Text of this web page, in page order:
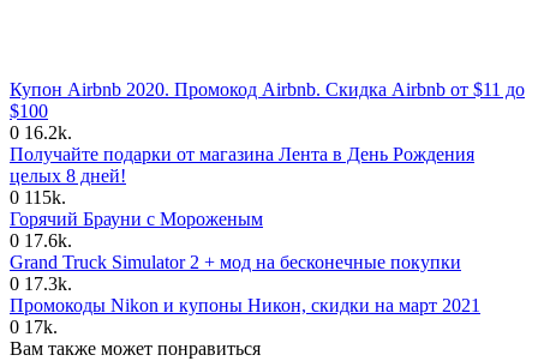
Купон Airbnb 2020. Промокод Airbnb. Скидка Airbnb от $11 до
$100
0 16.2k.
Получайте подарки от магазина Лента в День Рождения
целых 8 дней!
0 115k.
Горячий Брауни с Мороженым
0 17.6k.
Grand Truck Simulator 2 + мод на бесконечные покупки
0 17.3k.
Промокоды Nikon и купоны Никон, скидки на март 2021
0 17k.
Вам также может понравиться